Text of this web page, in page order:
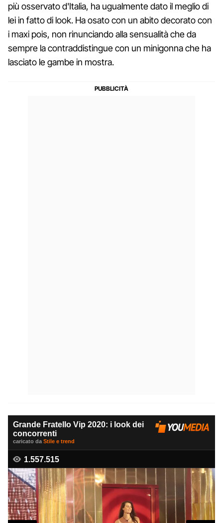
più osservato d'Italia, ha ugualmente dato il meglio di
lei in fatto di look. Ha osato con un abito decorato con
i maxi pois, non rinunciando alla sensualità che da
sempre la contraddistingue con un minigonna che ha
lasciato le gambe in mostra.